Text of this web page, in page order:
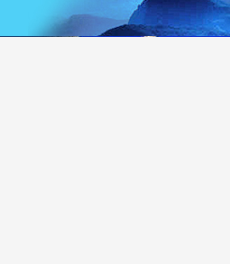
用这个网站您便就接受
斯里兰卡移居与移民部不负责对出现
某个部门或其代理对网站所在或通过